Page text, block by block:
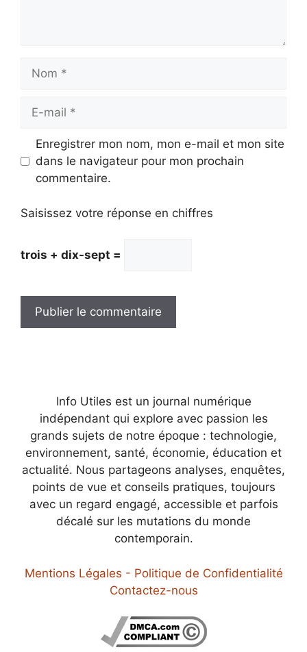
Nom
Enregistrer mon nom, mon e-mail et mon site
dans le navigateur pour mon prochain
commentaire.
Saisissez votre réponse en chiffres
trois + dix-sept =
Info Utiles est un journal numérique
indépendant qui explore avec passion les
grands sujets de notre époque : technologie,
environnement, santé, économie, éducation et
actualité. Nous partageons analyses, enquêtes,
points de vue et conseils pratiques, toujours
avec un regard engagé, accessible et parfois
décalé sur les mutations du monde
contemporain.
Mentions Légales - Politique de Confidentialité
Contactez-nous